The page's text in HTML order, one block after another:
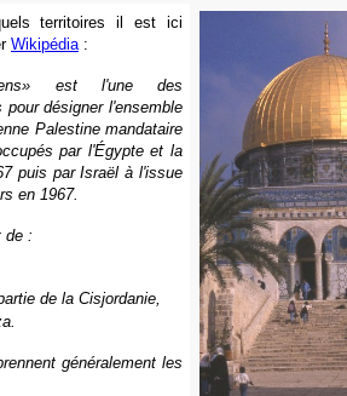
territoires il est ici
Wikipédia:
est l'une des
désigner l'ensemble
Palestine mandataire
par l'Égypte et la
puis par Israël à l'issue
en 1967.
de :
de la Cisjordanie,
généralement les